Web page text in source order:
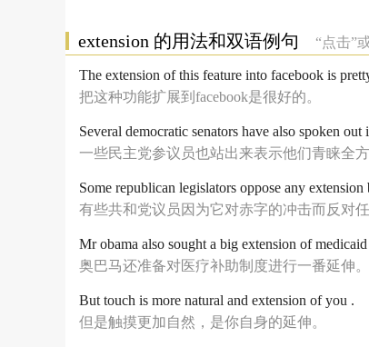
extension 的用法和双语例句 “点击”
The extension of this feature into facebook is
把这种功能扩展到facebook是很好的。
Several democratic senators have also spoken
一些民主党参议员也站出来表示他们青睐全
Some republican legislators oppose any
有些共和党议员因为它对赤字的冲击而反对任
Mr obama also sought a big extension of medicaid
奥巴马还准备对医疗补助制度进行一番延伸。
But touch is more natural and extension of you .
但是触摸更加自然，是你自身的延伸。